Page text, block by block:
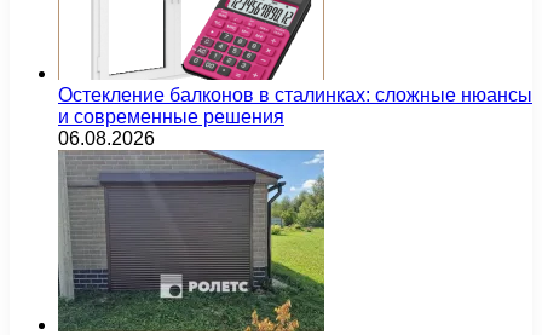
Остекление балконов в сталинках: сложные нюансы
и современные решения
06.08.2026